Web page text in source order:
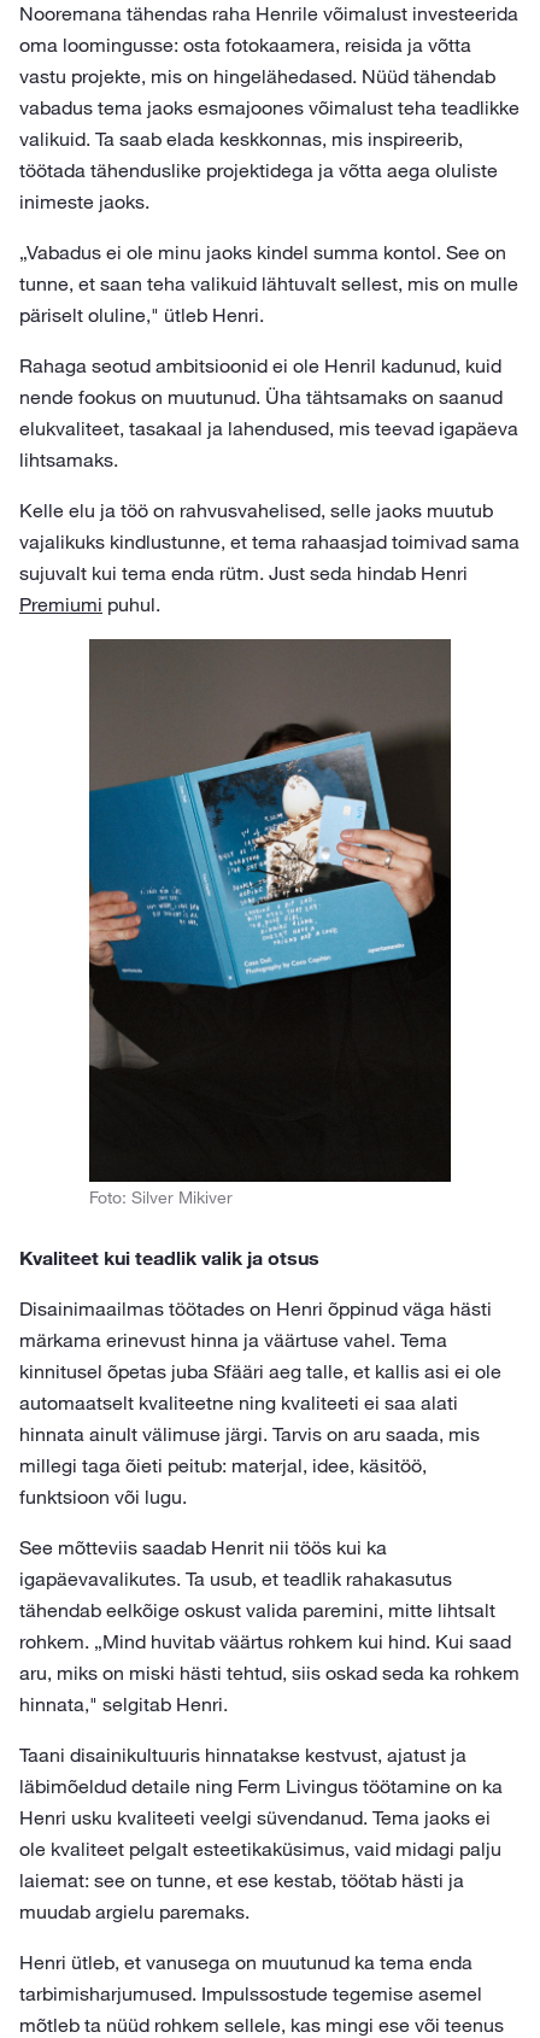
Nooremana tähendas raha Henrile võimalust investeerida
oma loomingusse: osta fotokaamera, reisida ja võtta
vastu projekte, mis on hingelähedased. Nüüd tähendab
vabadus tema jaoks esmajoones võimalust teha teadlikke
valikuid. Ta saab elada keskkonnas, mis inspireerib,
töötada tähenduslike projektidega ja võtta aega oluliste
inimeste jaoks.
„Vabadus ei ole minu jaoks kindel summa kontol. See on
tunne, et saan teha valikuid lähtuvalt sellest, mis on mulle
päriselt oluline," ütleb Henri.
Rahaga seotud ambitsioonid ei ole Henril kadunud, kuid
nende fookus on muutunud. Üha tähtsamaks on saanud
elukvaliteet, tasakaal ja lahendused, mis teevad igapäeva
lihtsamaks.
Kelle elu ja töö on rahvusvahelised, selle jaoks muutub
vajalikuks kindlustunne, et tema rahaasjad toimivad sama
sujuvalt kui tema enda rütm. Just seda hindab Henri
Premiumi puhul.
Foto: Silver Mikiver
Kvaliteet kui teadlik valik ja otsus
Disainimaailmas töötades on Henri õppinud väga hästi
märkama erinevust hinna ja väärtuse vahel. Tema
kinnitusel õpetas juba Sfääri aeg talle, et kallis asi ei ole
automaatselt kvaliteetne ning kvaliteeti ei saa alati
hinnata ainult välimuse järgi. Tarvis on aru saada, mis
millegi taga õieti peitub: materjal, idee, käsitöö,
funktsioon või lugu.
See mõtteviis saadab Henrit nii töös kui ka
igapäevavalikutes. Ta usub, et teadlik rahakasutus
tähendab eelkõige oskust valida paremini, mitte lihtsalt
rohkem. „Mind huvitab väärtus rohkem kui hind. Kui saad
aru, miks on miski hästi tehtud, siis oskad seda ka rohkem
hinnata," selgitab Henri.
Taani disainikultuuris hinnatakse kestvust, ajatust ja
läbimõeldud detaile ning Ferm Livingus töötamine on ka
Henri usku kvaliteeti veelgi süvendanud. Tema jaoks ei
ole kvaliteet pelgalt esteetikaküsimus, vaid midagi palju
laiemat: see on tunne, et ese kestab, töötab hästi ja
muudab argielu paremaks.
Henri ütleb, et vanusega on muutunud ka tema enda
tarbimisharjumused. Impulssostude tegemise asemel
mõtleb ta nüüd rohkem sellele, kas mingi ese või teenus